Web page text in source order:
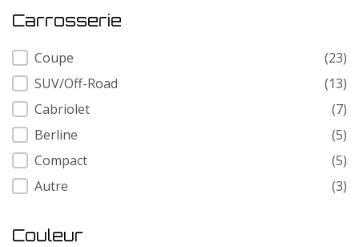
Carrosserie
Carrosserie
Coupe
(23)
SUV/Off-Road
(13)
Cabriolet
(7)
Berline
(5)
Compact
(5)
Autre
(3)
Couleur